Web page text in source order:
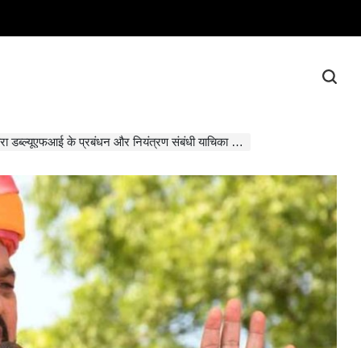
के प्रबंधन और नियंत्रण संबंधी याचिका कोर्ट में दायर की गई